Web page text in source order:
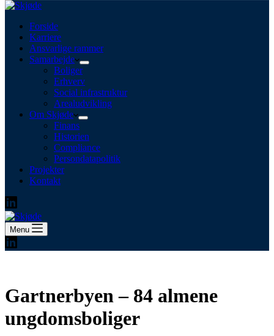
Forside
Karriere
Ansvarlige rammer
Samarbejde
Boliger
Erhverv
Social infrastruktur
Arealudvikling
Om Skjøde
Finans
Historien
Compliance
Persondatapolitik
Projekter
Kontakt
Menu
Gartnerbyen – 84 almene
ungdomsboliger